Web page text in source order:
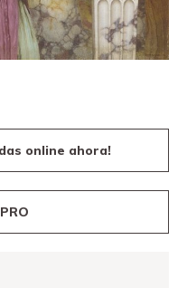
online ahora!